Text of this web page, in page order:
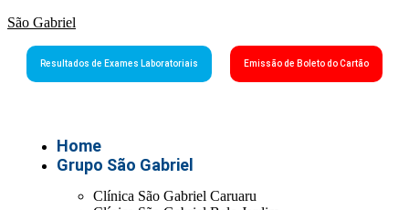
São Gabriel
Resultados de Exames Laboratoriais Emissão de Boleto do Cartão
Home
Grupo São Gabriel
Clínica São Gabriel Caruaru